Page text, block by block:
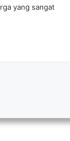
yang sangat